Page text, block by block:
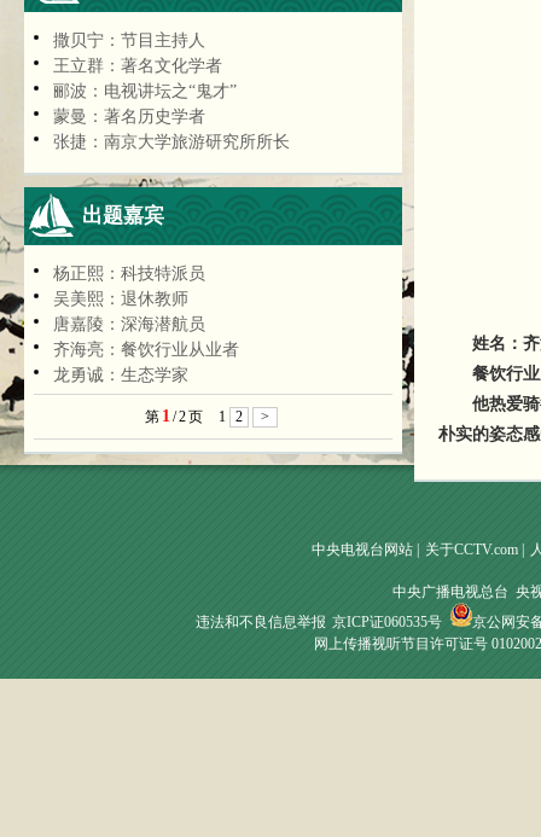
撒贝宁：节目主持人
王立群：著名文化学者
郦波：电视讲坛之“鬼才”
蒙曼：著名历史学者
张捷：南京大学旅游研究所所长
出题嘉宾
杨正熙：科技特派员
吴美熙：退休教师
唐嘉陵：深海潜航员
齐海亮：餐饮行业从业者
龙勇诚：生态学家
第 1 /2页 1 2 >
姓名：齐
餐饮行业
他热爱骑行
朴实的姿态
中央电视台网站 关于CCTV.com
中央广播电视总台 央
违法和不良信息举报 京ICP证060535号
京公网安
网上传播视听节目许可证号